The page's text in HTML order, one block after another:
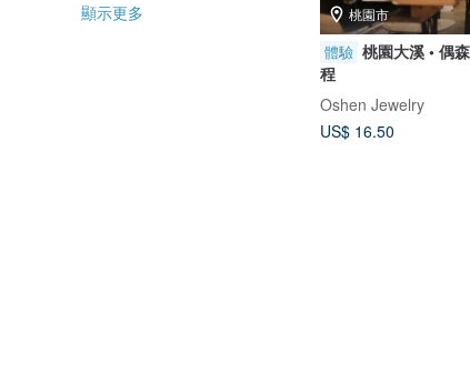
顯示更多 桃園市
體驗 桃園大溪 • 偶
程
Oshen Jewelry
US$ 16.50